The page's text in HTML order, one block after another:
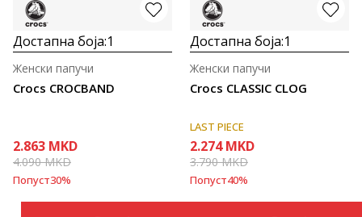
Достапна боја:1
Crocs CROCBAND
Женски папучи
2.863 MKD
4.090MKD
Попуст30%
Достапна боја:1
Crocs CLASSIC CLOG
Женски папучи
LAST PIECE
2.274 MKD
3.790MKD
Попуст40%